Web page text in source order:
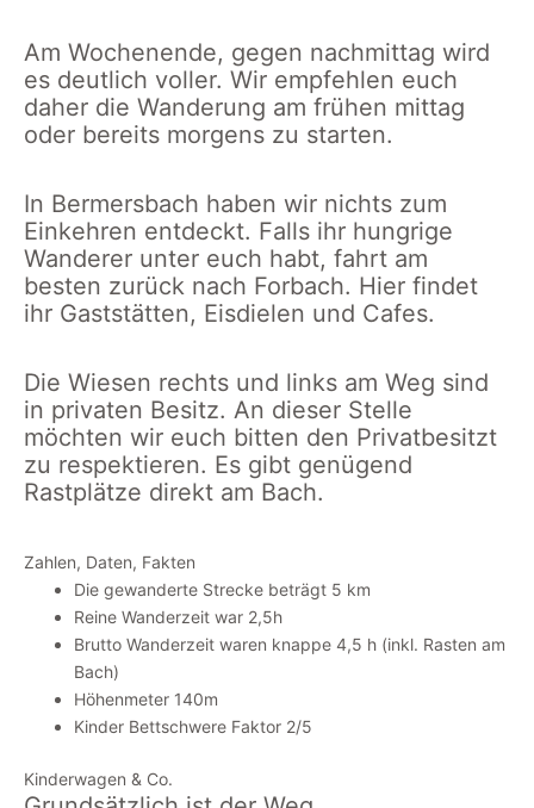
Am Wochenende, gegen nachmittag wird
es deutlich voller. Wir empfehlen euch
daher die Wanderung am frühen mittag
oder bereits morgens zu starten.
In Bermersbach haben wir nichts zum
Einkehren entdeckt. Falls ihr hungrige
Wanderer unter euch habt, fahrt am
besten zurück nach Forbach. Hier findet
ihr Gaststätten, Eisdielen und Cafes.
Die Wiesen rechts und links am Weg sind
in privaten Besitz. An dieser Stelle
möchten wir euch bitten den Privatbesitzt
zu respektieren. Es gibt genügend
Rastplätze direkt am Bach.
Zahlen, Daten, Fakten
Die gewanderte Strecke beträgt 5 km
Reine Wanderzeit war 2,5h
Brutto Wanderzeit waren knappe 4,5 h (inkl. Rasten am
Bach)
Höhenmeter 140m
Kinder Bettschwere Faktor 2/5
Kinderwagen & Co.